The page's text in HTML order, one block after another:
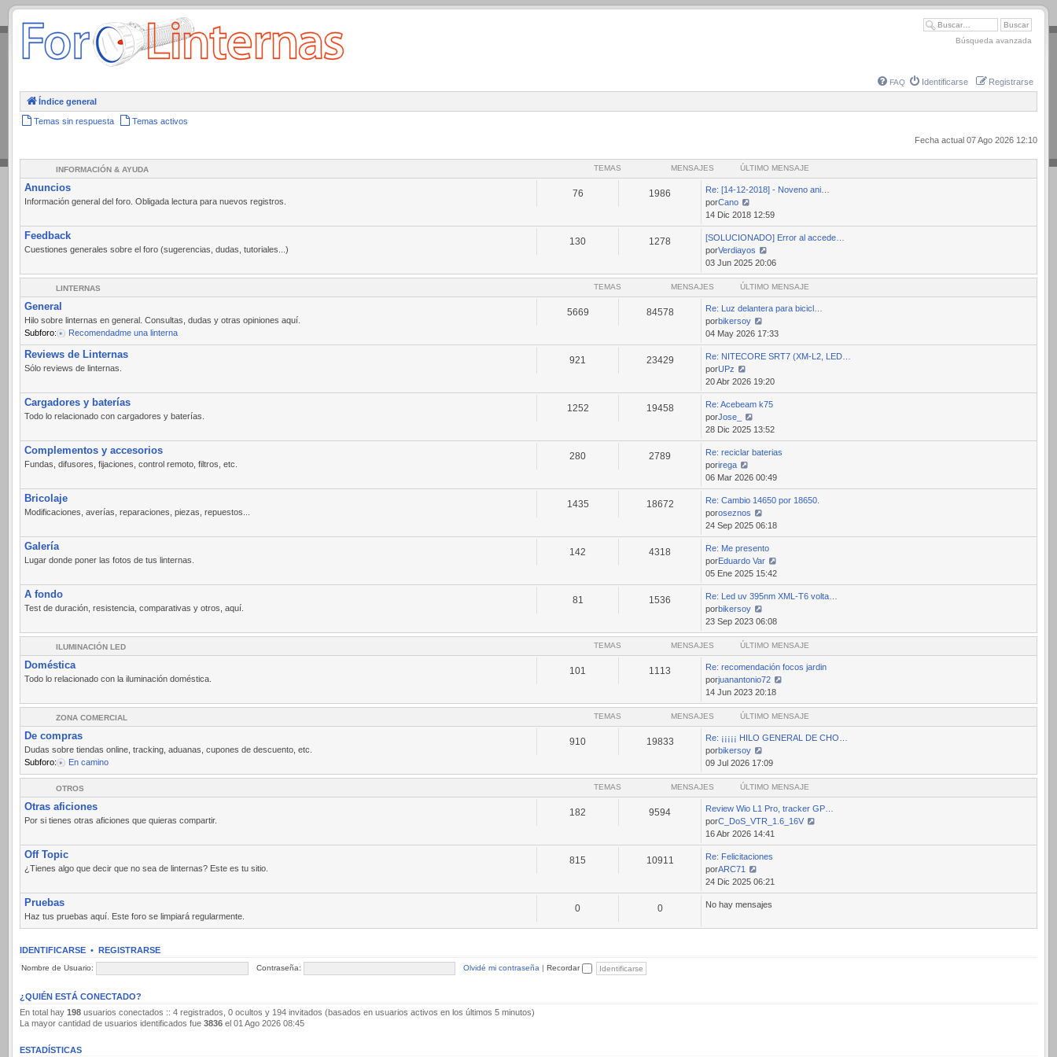
.
Búsqueda avanzada
FAQ Identificarse Registrarse
Índice general
Temas sin respuesta
Temas activos
Fecha actual 07 Ago 2026 12:10
INFORMACIÓN & AYUDA TEMAS MENSAJES ÚLTIMO MENSAJE
Anuncios
Información general del foro. Obligada lectura para nuevos registros.
76 1986
Re: [14-12-2018] - Noveno ani…
porCano
Ver
último
mensaje
14 Dic 2018 12:59
Feedback
Cuestiones generales sobre el foro (sugerencias, dudas, tutoriales...)
130 1278
[SOLUCIONADO] Error al accede…
porVerdiayos
Ver
último
mensaje
03 Jun 2025 20:06
LINTERNAS TEMAS MENSAJES ÚLTIMO MENSAJE
General
Hilo sobre linternas en general. Consultas, dudas y otras opiniones aquí.
Subforo:
Recomendadme una linterna
5669 84578
Re: Luz delantera para bicicl…
porbikersoy
Ver
último
mensaje
04 May 2026 17:33
Reviews de Linternas
Sólo reviews de linternas.
921 23429
Re: NITECORE SRT7 (XM-L2, LED…
porUPz
Ver
último
mensaje
20 Abr 2026 19:20
Cargadores y baterías
Todo lo relacionado con cargadores y baterías.
1252 19458
Re: Acebeam k75
porJose_
Ver
último
mensaje
28 Dic 2025 13:52
Complementos y accesorios
Fundas, difusores, fijaciones, control remoto, filtros, etc.
280 2789
Re: reciclar baterias
porirega
Ver
último
mensaje
06 Mar 2026 00:49
Bricolaje
Modificaciones, averías, reparaciones, piezas, repuestos...
1435 18672
Re: Cambio 14650 por 18650.
poroseznos
Ver
último
mensaje
24 Sep 2025 06:18
Galería
Lugar donde poner las fotos de tus linternas.
142 4318
Re: Me presento
porEduardo Var
Ver
último
mensaje
05 Ene 2025 15:42
A fondo
Test de duración, resistencia, comparativas y otros, aquí.
81 1536
Re: Led uv 395nm XML-T6 volta…
porbikersoy
Ver
último
mensaje
23 Sep 2023 06:08
ILUMINACIÓN LED TEMAS MENSAJES ÚLTIMO MENSAJE
Doméstica
Todo lo relacionado con la iluminación doméstica.
101 1113
Re: recomendación focos jardin
porjuanantonio72
Ver
último
mensaje
14 Jun 2023 20:18
ZONA COMERCIAL TEMAS MENSAJES ÚLTIMO MENSAJE
De compras
Dudas sobre tiendas online, tracking, aduanas, cupones de descuento, etc.
Subforo:
En camino
910 19833
Re: ¡¡¡¡¡ HILO GENERAL DE CHO…
porbikersoy
Ver
último
mensaje
09 Jul 2026 17:09
OTROS TEMAS MENSAJES ÚLTIMO MENSAJE
Otras aficiones
Por si tienes otras aficiones que quieras compartir.
182 9594
Review Wio L1 Pro, tracker GP…
porC_DoS_VTR_1.6_16V
Ver
último
mensaje
16 Abr 2026 14:41
Off Topic
¿Tienes algo que decir que no sea de linternas? Este es tu sitio.
815 10911
Re: Felicitaciones
porARC71
Ver
último
mensaje
24 Dic 2025 06:21
Pruebas
Haz tus pruebas aquí. Este foro se limpiará regularmente.
0 0 No hay mensajes
IDENTIFICARSE • REGISTRARSE
Nombre de Usuario: Contraseña: Olvidé mi contraseña | Recordar
¿QUIÉN ESTÁ CONECTADO?
En total hay 198 usuarios conectados :: 4 registrados, 0 ocultos y 194 invitados (basados en usuarios activos en los últimos 5 minutos)
La mayor cantidad de usuarios identificados fue 3836 el 01 Ago 2026 08:45
ESTADÍSTICAS